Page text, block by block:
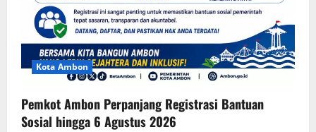
Kota Ambon
Pemkot Ambon Perpanjang Registrasi Bantuan
Sosial hingga 6 Agustus 2026